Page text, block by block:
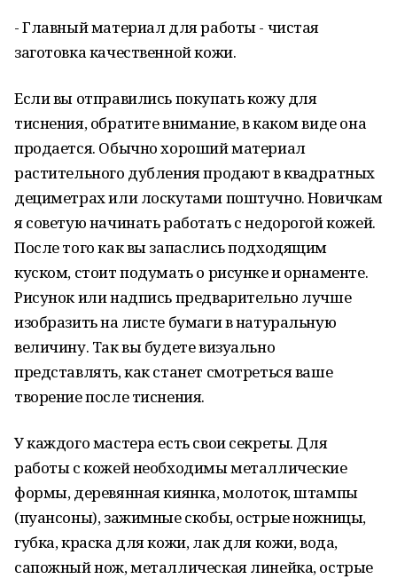
- Главный материал для работы - чистая
заготовка качественной кожи.
Если вы отправились покупать кожу для
тиснения, обратите внимание, в каком виде она
продается. Обычно хороший материал
растительного дубления продают в квадратных
дециметрах или лоскутами поштучно. Новичкам
я советую начинать работать с недорогой кожей.
После того как вы запаслись подходящим
куском, стоит подумать о рисунке и орнаменте.
Рисунок или надпись предварительно лучше
изобразить на листе бумаги в натуральную
величину. Так вы будете визуально
представлять, как станет смотреться ваше
творение после тиснения.
У каждого мастера есть свои секреты. Для
работы с кожей необходимы металлические
формы, деревянная киянка, молоток, штампы
(пуансоны), зажимные скобы, острые ножницы,
губка, краска для кожи, лак для кожи, вода,
сапожный нож, металлическая линейка, острые